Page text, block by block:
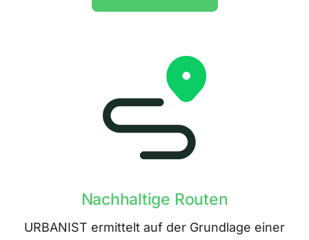
Nachhaltige Routen
URBANIST ermittelt auf der Grundlage einer